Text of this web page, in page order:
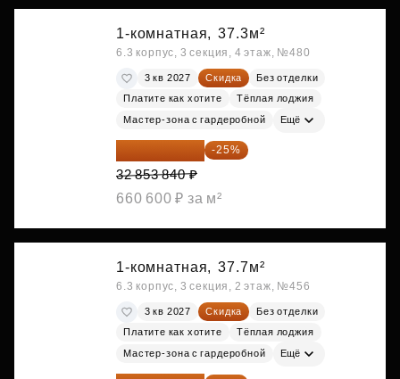
1-комнатная, 37.3м²
6.3 корпус, 3 секция, 4 этаж, №480
3 кв 2027 Скидка
Без отделки
Платите как хотите
Тёплая лоджия
Мастер-зона с гардеробной Ещё
24 640 380 ₽ -25%
32 853 840 ₽
660 600 ₽ за м²
1-комнатная, 37.7м²
6.3 корпус, 3 секция, 2 этаж, №456
3 кв 2027 Скидка
Без отделки
Платите как хотите
Тёплая лоджия
Мастер-зона с гардеробной Ещё